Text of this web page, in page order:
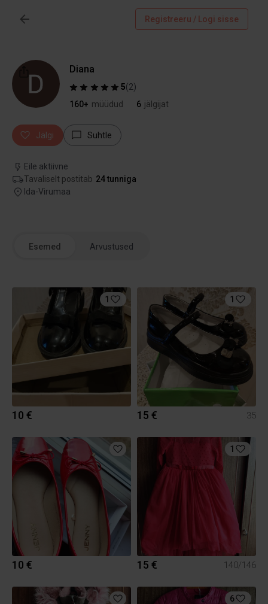
Registreeru / Logi sisse
Diana
5(2)
160+ müüdud 6 jälgijat
Jälgi Suhtle
Eile aktiivne
Tavaliselt postitab 24 tunniga
Ida-Virumaa
Esemed Arvustused
1
10 €
1
15 € 35
10 €
1
15 € 140/146
6